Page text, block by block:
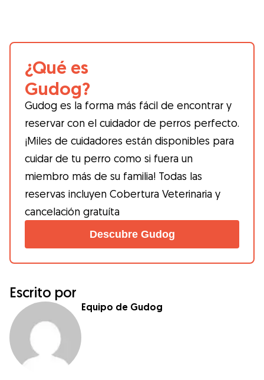
¿Qué es
Gudog?
Gudog es la forma más fácil de encontrar y
reservar con el cuidador de perros perfecto.
¡Miles de cuidadores están disponibles para
cuidar de tu perro como si fuera un
miembro más de su familia! Todas las
reservas incluyen Cobertura Veterinaria y
cancelación gratuíta
Descubre Gudog
Escrito por
Equipo de Gudog